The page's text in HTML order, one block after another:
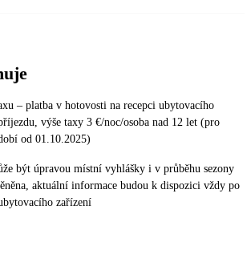
– platba v hotovosti na recepci ubytovacího
výše taxy 3 €/noc/osoba nad 12 let (pro
od 01.10.2025)
být úpravou místní vyhlášky i v průběhu sezony
aktuální informace budou k dispozici vždy po
zařízení